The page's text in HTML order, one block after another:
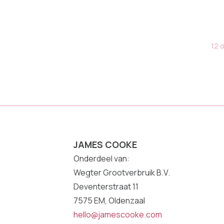
12
JAMES COOKE
Onderdeel van:
Wegter Grootverbruik B.V.
Deventerstraat 11
7575 EM, Oldenzaal
hello@jamescooke.com